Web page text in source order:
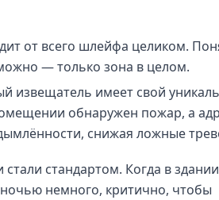
от всего шлейфа целиком.
— только зона в целом.
извещатель имеет свой
обнаружен пожар, а
снижая ложные
стандартом. Когда в здании
ночью немного, критично, чтобы